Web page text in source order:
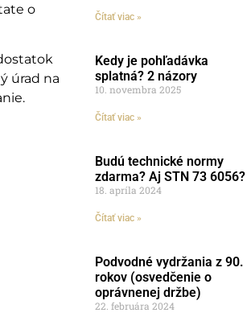
o
úrad na
Čítať viac »
Kedy je pohľadávka
splatná? 2 názory
10. novembra 2025
Čítať viac »
Budú technické normy
zdarma? Aj STN 73 6056?
18. apríla 2024
Čítať viac »
Podvodné vydržania z 90.
rokov (osvedčenie o
oprávnenej držbe)
22. februára 2024